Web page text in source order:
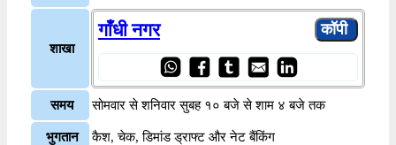
शाखा
गाँधी नगर
समय सोमवार से शनिवार सुबह १० बजे से शाम ४ बजे तक
भुगतान कैश, चेक, डिमांड ड्राफ्ट और नेट बैंकिंग